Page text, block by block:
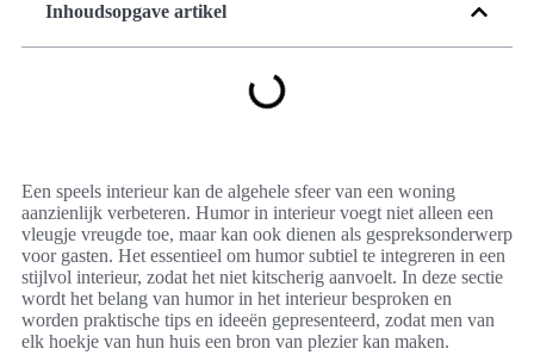
Inhoudsopgave artikel
Een speels interieur kan de algehele sfeer van een woning
aanzienlijk verbeteren. Humor in interieur voegt niet alleen een
vleugje vreugde toe, maar kan ook dienen als gespreksonderwerp
voor gasten. Het essentieel om humor subtiel te integreren in een
stijlvol interieur, zodat het niet kitscherig aanvoelt. In deze sectie
wordt het belang van humor in het interieur besproken en
worden praktische tips en ideeën gepresenteerd, zodat men van
elk hoekje van hun huis een bron van plezier kan maken.